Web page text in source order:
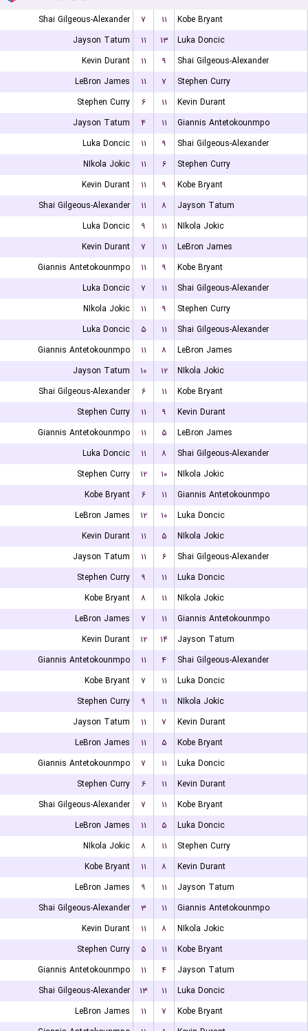
Shai Gilgeous-Alexander ۷ ۱۱
Kobe Bryant
Jayson Tatum
۱۱ ۱۳
Luka Doncic
Kevin Durant
۱۱ ۹
Shai Gilgeous-Alexander
LeBron James
۱۱ ۷
Stephen Curry
Stephen Curry
۶ ۱۱
Kevin Durant
Jayson Tatum
۴ ۱۱
Giannis Antetokounmpo
Luka Doncic
۱۱ ۹
Shai Gilgeous-Alexander
NIkola Jokic
۱۱ ۶
Stephen Curry
Kevin Durant
۱۱ ۹
Kobe Bryant
Shai Gilgeous-Alexander
۱۱ ۸
Jayson Tatum
Luka Doncic
۹ ۱۱
NIkola Jokic
Kevin Durant
۷ ۱۱
LeBron James
Giannis Antetokounmpo
۱۱ ۹
Kobe Bryant
Luka Doncic
۷ ۱۱
Shai Gilgeous-Alexander
NIkola Jokic
۱۱ ۹
Stephen Curry
Luka Doncic
۵ ۱۱
Shai Gilgeous-Alexander
Giannis Antetokounmpo
۱۱ ۸
LeBron James
Jayson Tatum
۱۰ ۱۲
NIkola Jokic
Shai Gilgeous-Alexander
۶ ۱۱
Kobe Bryant
Stephen Curry
۱۱ ۹
Kevin Durant
Giannis Antetokounmpo
۱۱ ۵
LeBron James
Luka Doncic
۱۱ ۸
Shai Gilgeous-Alexander
Stephen Curry
۱۲ ۱۰
NIkola Jokic
Kobe Bryant
۶ ۱۱
Giannis Antetokounmpo
LeBron James
۱۲ ۱۰
Luka Doncic
Kevin Durant
۱۱ ۵
NIkola Jokic
Jayson Tatum
۱۱ ۶
Shai Gilgeous-Alexander
Stephen Curry
۹ ۱۱
Luka Doncic
Kobe Bryant
۸ ۱۱
NIkola Jokic
LeBron James
۷ ۱۱
Giannis Antetokounmpo
Kevin Durant
۱۲ ۱۴
Jayson Tatum
Giannis Antetokounmpo
۱۱ ۴
Shai Gilgeous-Alexander
Kobe Bryant
۷ ۱۱
Luka Doncic
Stephen Curry
۹ ۱۱
NIkola Jokic
Jayson Tatum
۱۱ ۷
Kevin Durant
LeBron James
۱۱ ۵
Kobe Bryant
Giannis Antetokounmpo
۷ ۱۱
Luka Doncic
Stephen Curry
۶ ۱۱
Kevin Durant
Shai Gilgeous-Alexander
۷ ۱۱
Kobe Bryant
LeBron James
۱۱ ۵
Luka Doncic
NIkola Jokic
۸ ۱۱
Stephen Curry
Kobe Bryant
۱۱ ۸
Kevin Durant
LeBron James
۹ ۱۱
Jayson Tatum
Shai Gilgeous-Alexander
۳ ۱۱
Giannis Antetokounmpo
Kevin Durant
۱۱ ۸
NIkola Jokic
Stephen Curry
۵ ۱۱
Kobe Bryant
Giannis Antetokounmpo
۱۱ ۴
Jayson Tatum
Shai Gilgeous-Alexander
۱۳ ۱۱
Luka Doncic
LeBron James
۱۱ ۷
Kobe Bryant